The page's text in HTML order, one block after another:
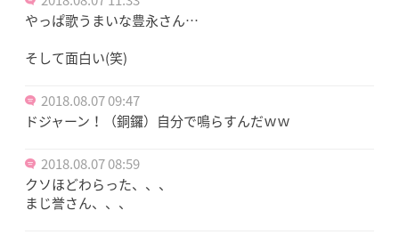
やっぱ歌うまいな豊永さん…
そして面白い(笑)
2018.08.07 09:47
ドジャーン！（銅鑼）自分で鳴らすんだｗｗ
2018.08.07 08:59
クソほどわらった、、、
まじ誉さん、、、